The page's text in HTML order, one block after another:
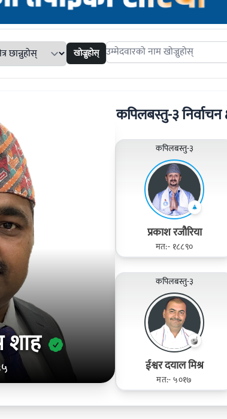
खोज्नुहोस् Search candidates
शाह
कपिलबस्तु-३ निर्वाचन
कपिलबस्तु-३
प्रकाश रजौरिया
मत:- १८८९०
कपिलबस्तु-३
ईश्वर दयाल मिश्र
मत:- ५०१७